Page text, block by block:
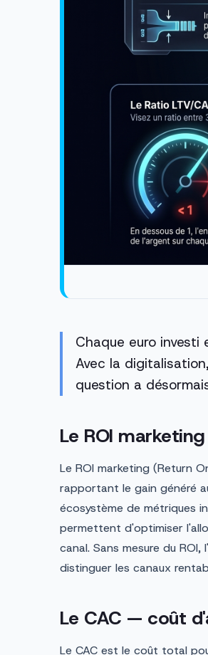
Chaque euro
Avec la
question a
Le ROI
Le ROI marketing (Return
rapportant le gain généré
écosystème de métriques
permettent d'optimiser
canal. Sans mesure du
distinguer les canaux
Le CAC — coût
Le CAC est le coût total